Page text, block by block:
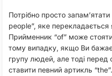
Потрібно просто
people”, яке перекладається
Прийменник “of” може стояти
тому випадку, якщо Ви
групу людей, але тоді перед
ставити певний артикль